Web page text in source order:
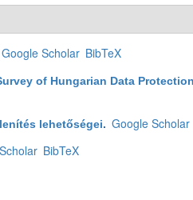
Google Scholar BibTeX
of Hungarian Data
lehetőségei. Google Scholar
BibTeX